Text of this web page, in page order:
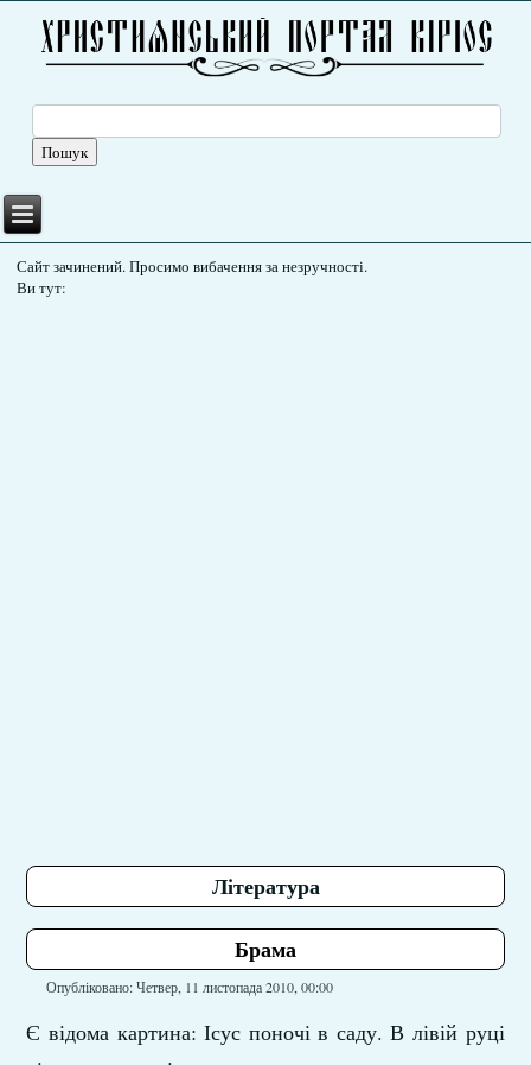
Сайт зачинений. Просимо вибачення за незручності.
Ви тут:
Література
Брама
Опубліковано: Четвер, 11 листопада 2010, 00:00
Є відома картина: Ісус поночі в саду. В лівій руці